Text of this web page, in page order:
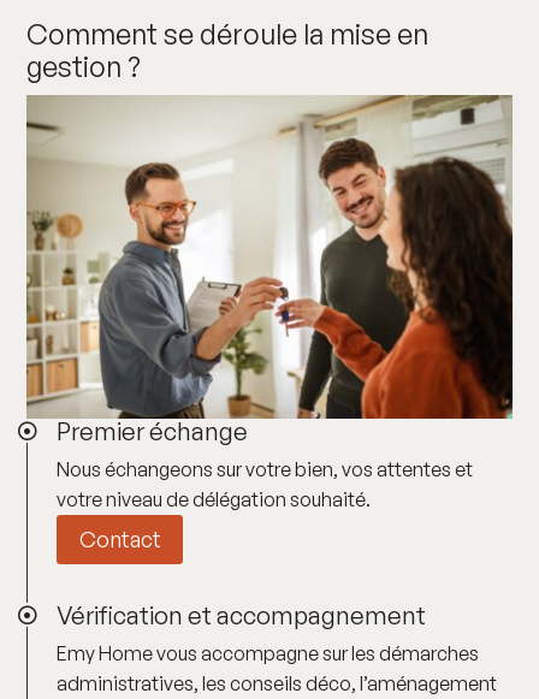
Comment se déroule la mise en
gestion ?
Premier échange
Nous échangeons sur votre bien, vos attentes et
votre niveau de délégation souhaité.
Contact

Vérification et accompagnement
Emy Home vous accompagne sur les démarches
administratives, les conseils déco, l’aménagement
